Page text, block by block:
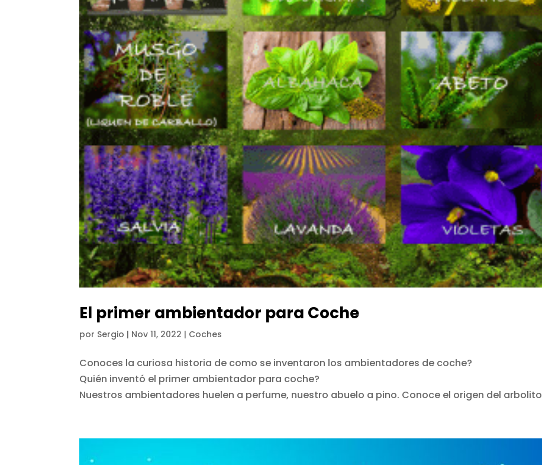
El primer ambientador para Coche
por Sergio | Nov 11, 2022 | Coches
Conoces la curiosa historia de como se inventaron los ambientadores de coche?
Quién inventó el primer ambientador para coche?
Nuestros ambientadores huelen a perfume, nuestro abuelo a pino. Conoce el origen del arbolito